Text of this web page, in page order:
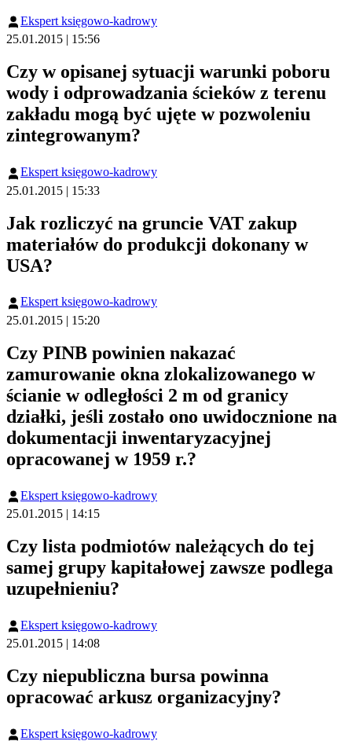
Ekspert księgowo-kadrowy
25.01.2015 | 15:56
Czy w opisanej sytuacji warunki poboru
wody i odprowadzania ścieków z terenu
zakładu mogą być ujęte w pozwoleniu
zintegrowanym?
Ekspert księgowo-kadrowy
25.01.2015 | 15:33
Jak rozliczyć na gruncie VAT zakup
materiałów do produkcji dokonany w
USA?
Ekspert księgowo-kadrowy
25.01.2015 | 15:20
Czy PINB powinien nakazać
zamurowanie okna zlokalizowanego w
ścianie w odległości 2 m od granicy
działki, jeśli zostało ono uwidocznione na
dokumentacji inwentaryzacyjnej
opracowanej w 1959 r.?
Ekspert księgowo-kadrowy
25.01.2015 | 14:15
Czy lista podmiotów należących do tej
samej grupy kapitałowej zawsze podlega
uzupełnieniu?
Ekspert księgowo-kadrowy
25.01.2015 | 14:08
Czy niepubliczna bursa powinna
opracować arkusz organizacyjny?
Ekspert księgowo-kadrowy